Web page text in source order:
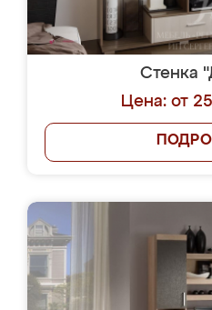
Стенка
Цена: от